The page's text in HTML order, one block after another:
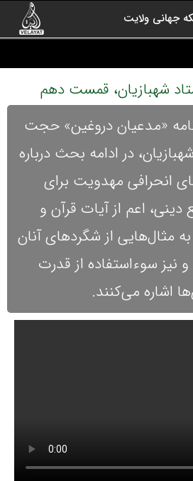
جهانی ولایت
شهبازیان، قمست دهم
«مدعیان دروغین» حجت
در ادامه بحث درباره
انحرافی مهدویت برای
دینی، اعم از آیات قرآن و
مثال‌هایی از شگردهای آنان
نیز سوءاستفاده از قدرت
اشاره می‌کنند.